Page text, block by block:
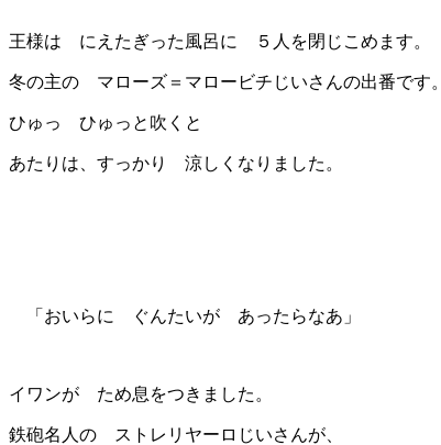
王様は にえたぎった風呂に ５人を閉じこめます。
冬の主の マローズ＝マロービチじいさんの出番です。
ひゅっ ひゅっと吹くと
あたりは、すっかり 涼しくなりました。
「おいらに ぐんたいが あったらなあ」
イワンが ため息をつきました。
鉄砲名人の ストレリヤーロじいさんが、